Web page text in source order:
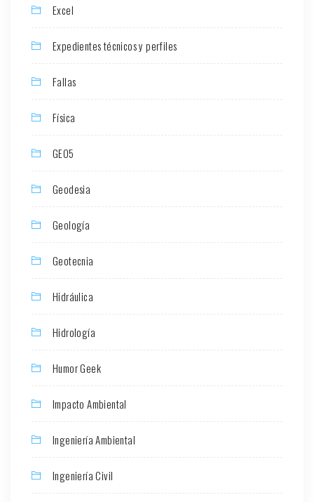
Excel
Expedientes técnicos y perfiles
Fallas
Física
GEO5
Geodesia
Geología
Geotecnia
Hidráulica
Hidrología
Humor Geek
Impacto Ambiental
Ingeniería Ambiental
Ingeniería Civil